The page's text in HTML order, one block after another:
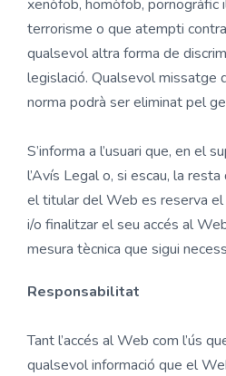
xenòfob, homòfob, pornogràfic
terrorisme o que atempti
qualsevol altra forma de
legislació. Qualsevol missatge
norma podrà ser eliminat pel
S’informa a l’usuari que, en el
l’Avís Legal o, si escau, la
el titular del Web es reserva
i/o finalitzar el seu accés al
mesura tècnica que sigui
Responsabilitat
Tant l’accés al Web com l’ús
qualsevol informació que el